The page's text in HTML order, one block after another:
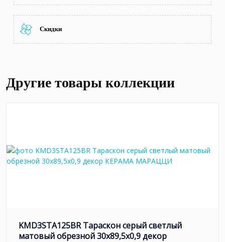
Скидки
Другие товары коллекции
KMD3STA125BR Тараскон серый светлый
матовый обрезной 30x89,5x0,9 декор